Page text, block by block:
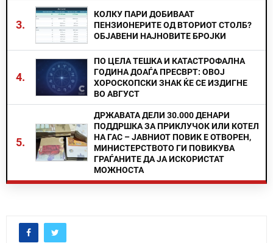
3.
КОЛКУ ПАРИ ДОБИВААТ
ПЕНЗИОНЕРИТЕ ОД ВТОРИОТ СТОЛБ?
ОБЈАВЕНИ НАЈНОВИТЕ БРОЈКИ
4.
ПО ЦЕЛА ТЕШКА И КАТАСТРОФАЛНА
ГОДИНА ДОАЃА ПРЕСВРТ: ОВОЈ
ХОРОСКОПСКИ ЗНАК ЌЕ СЕ ИЗДИГНЕ
ВО АВГУСТ
5.
ДРЖАВАТА ДЕЛИ 30.000 ДЕНАРИ
ПОДДРШКА ЗА ПРИКЛУЧОК ИЛИ КОТЕЛ
НА ГАС – ЈАВНИОТ ПОВИК Е ОТВОРЕН,
МИНИСТЕРСТВОТО ГИ ПОВИКУВА
ГРАЃАНИТЕ ДА ЈА ИСКОРИСТАТ
МОЖНОСТА